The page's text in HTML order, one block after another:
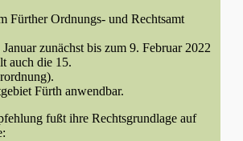
Fürther Ordnungs- und Rechtsamt
zunächst bis zum 9. Februar 2022
auch die 15.
Fürth anwendbar.
fußt ihre Rechtsgrundlage auf